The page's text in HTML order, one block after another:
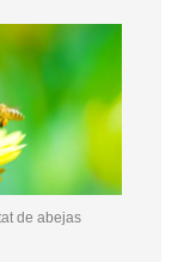
de abejas